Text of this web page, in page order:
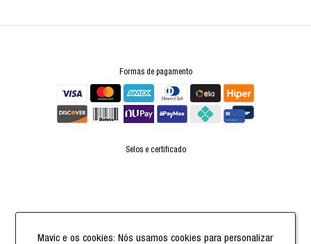
Formas de pagamento
Selos e certificado
Mavic e os cookies: Nós usamos cookies para personalizar